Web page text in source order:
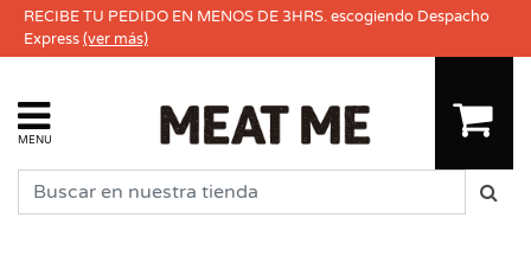
RECIBE TU PEDIDO EN MENOS DE 3HRS. escogiendo Despacho
Express(ver más)
MENU